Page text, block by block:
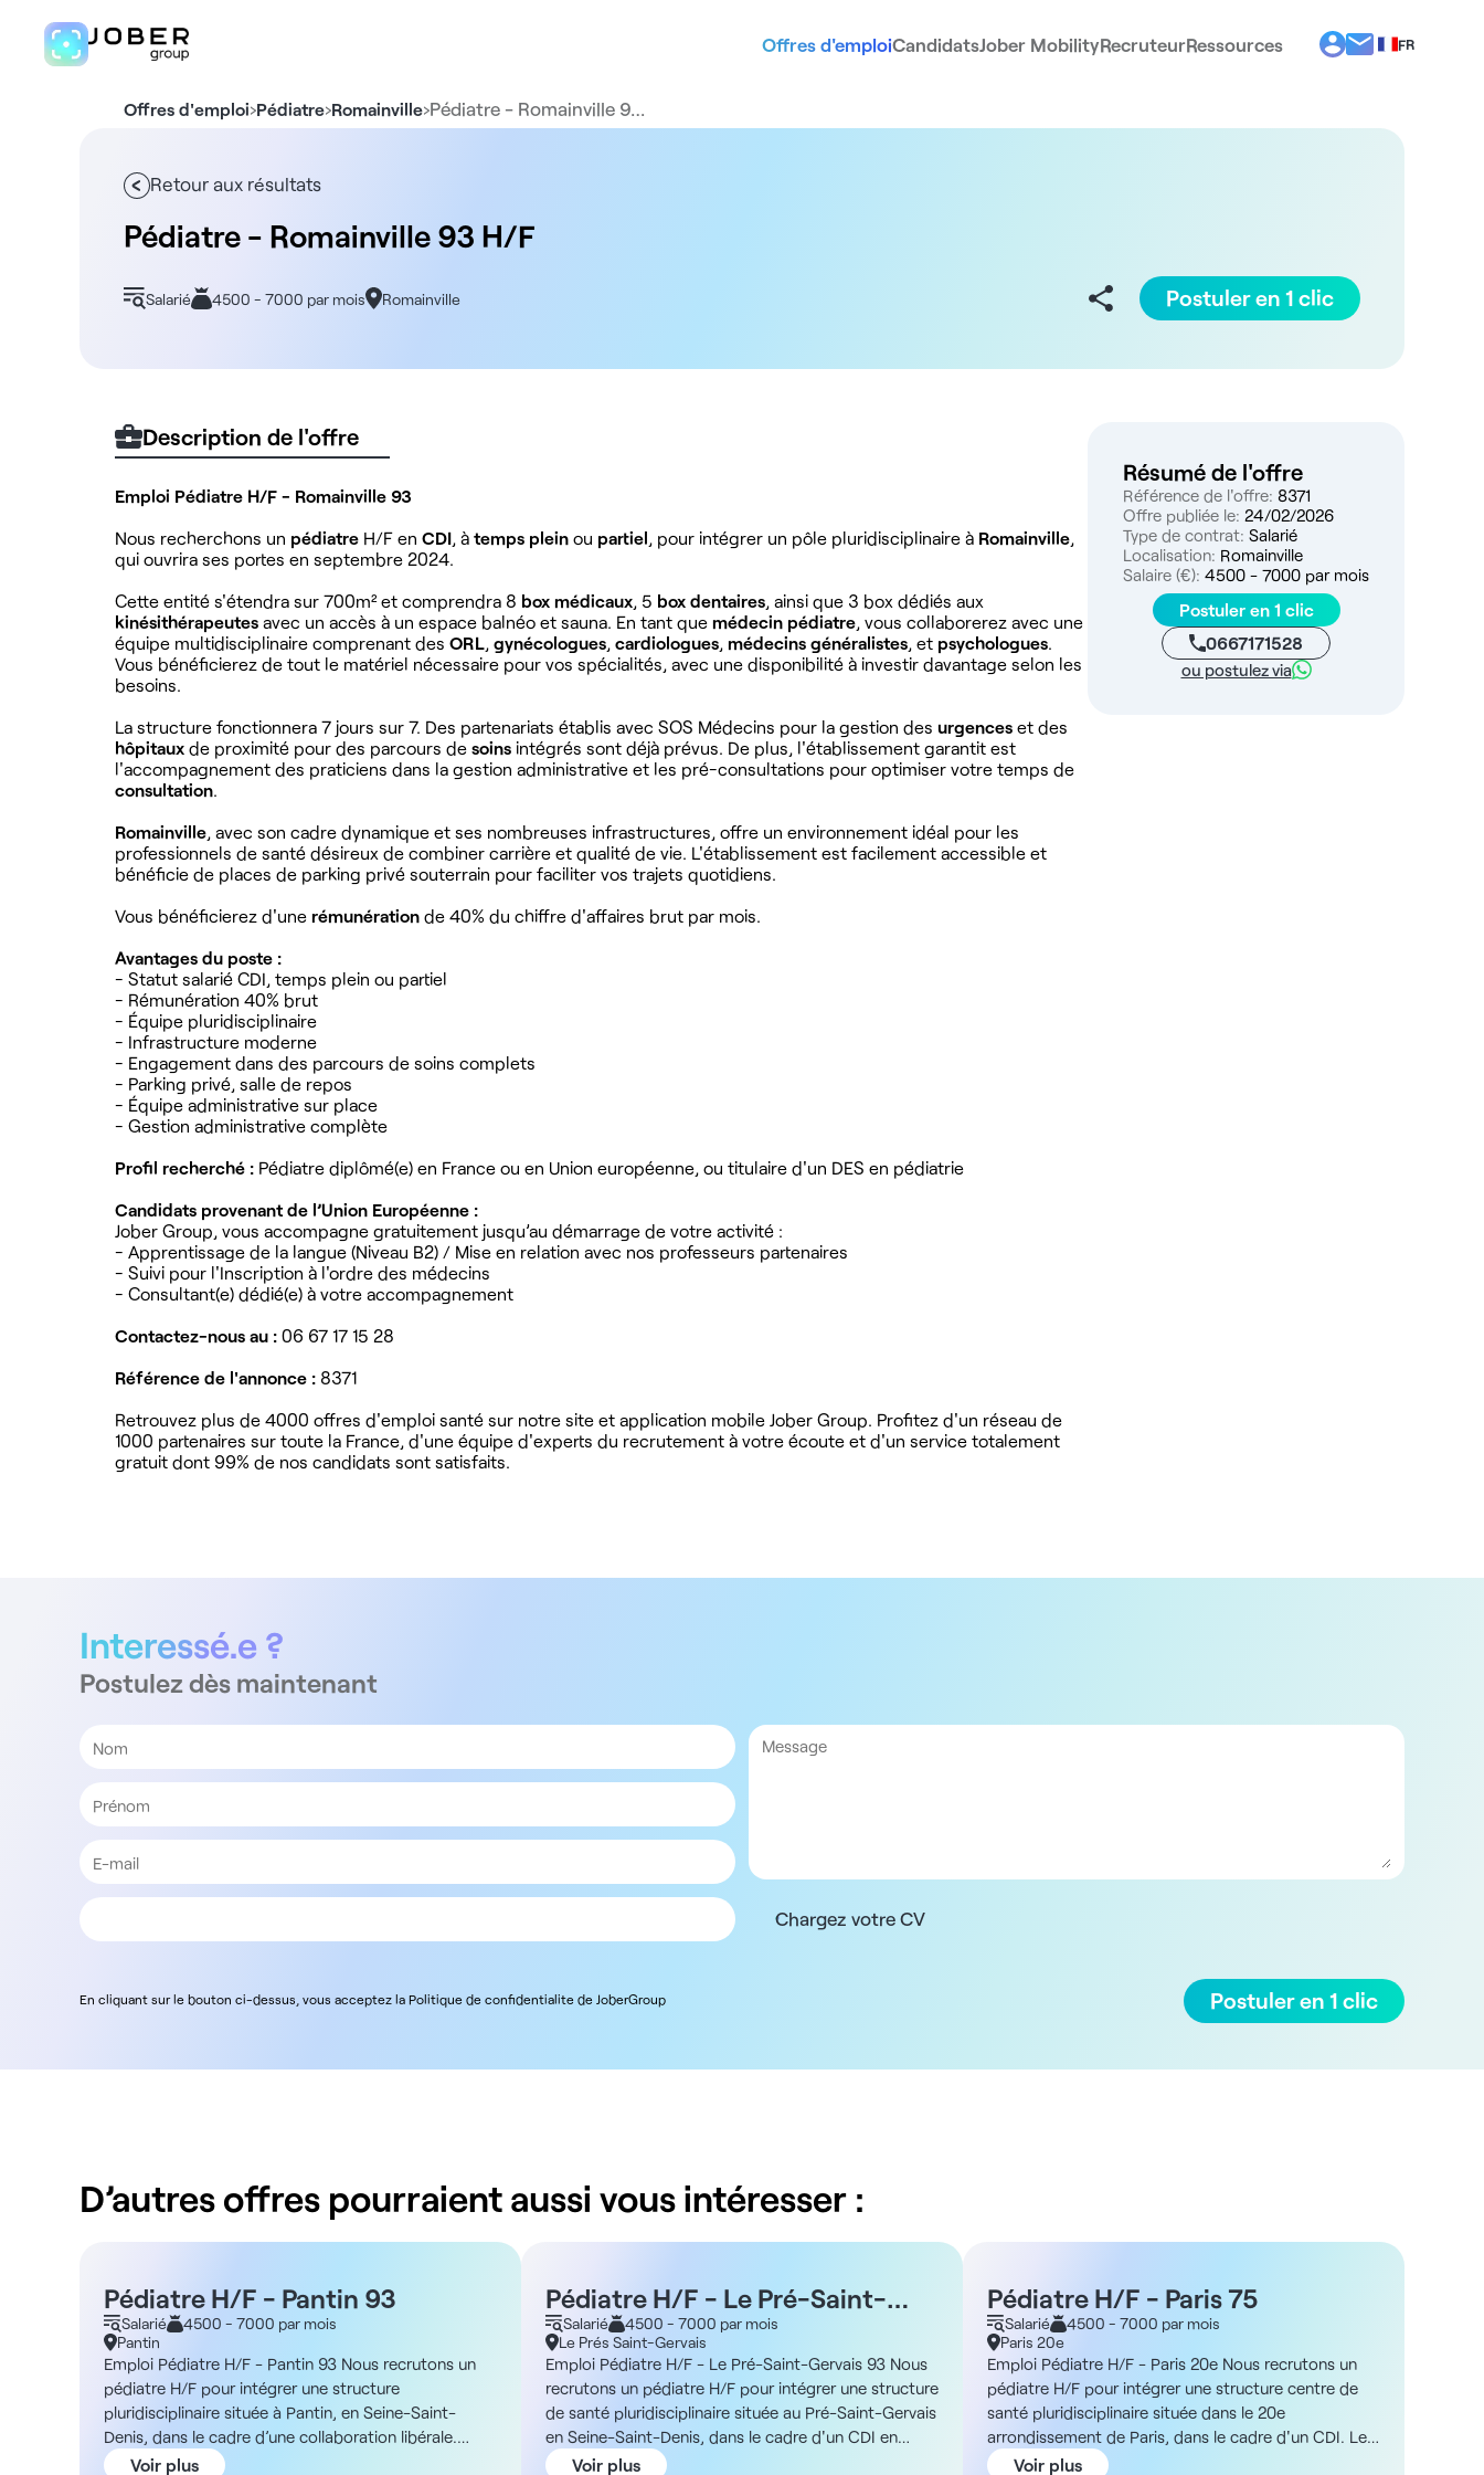
Offres d'emploiCandidatsJober MobilityRecruteurRessources
FR
ES
Offres d'emploi›Pédiatre›Romainville›Pédiatre - Romainville 9…
Retour aux résultats
Pédiatre - Romainville 93 H/F
Salarié 4500 - 7000 par mois Romainville Postuler en 1 clic
Description de l'offre
Emploi Pédiatre H/F - Romainville 93
Nous recherchons un pédiatre H/F en CDI, à temps plein ou partiel, pour intégrer un pôle pluridisciplinaire à Romainville,
qui ouvrira ses portes en septembre 2024.
Cette entité s'étendra sur 700m² et comprendra 8 box médicaux, 5 box dentaires, ainsi que 3 box dédiés aux
kinésithérapeutes avec un accès à un espace balnéo et sauna. En tant que médecin pédiatre, vous collaborerez avec une
équipe multidisciplinaire comprenant des ORL, gynécologues, cardiologues, médecins généralistes, et psychologues.
Vous bénéficierez de tout le matériel nécessaire pour vos spécialités, avec une disponibilité à investir davantage selon les
besoins.
La structure fonctionnera 7 jours sur 7. Des partenariats établis avec SOS Médecins pour la gestion des urgences et des
hôpitaux de proximité pour des parcours de soins intégrés sont déjà prévus. De plus, l'établissement garantit est
l'accompagnement des praticiens dans la gestion administrative et les pré-consultations pour optimiser votre temps de
consultation.
Romainville, avec son cadre dynamique et ses nombreuses infrastructures, offre un environnement idéal pour les
professionnels de santé désireux de combiner carrière et qualité de vie. L'établissement est facilement accessible et
bénéficie de places de parking privé souterrain pour faciliter vos trajets quotidiens.
Vous bénéficierez d'une rémunération de 40% du chiffre d'affaires brut par mois.
Avantages du poste :
- Statut salarié CDI, temps plein ou partiel
- Rémunération 40% brut
- Équipe pluridisciplinaire
- Infrastructure moderne
- Engagement dans des parcours de soins complets
- Parking privé, salle de repos
- Équipe administrative sur place
- Gestion administrative complète
Profil recherché : Pédiatre diplômé(e) en France ou en Union européenne, ou titulaire d'un DES en pédiatrie
Candidats provenant de l’Union Européenne :
Jober Group, vous accompagne gratuitement jusqu’au démarrage de votre activité :
- Apprentissage de la langue (Niveau B2) / Mise en relation avec nos professeurs partenaires
- Suivi pour l'Inscription à l'ordre des médecins
- Consultant(e) dédié(e) à votre accompagnement
Contactez-nous au : 06 67 17 15 28
Référence de l'annonce : 8371
Retrouvez plus de 4000 offres d'emploi santé sur notre site et application mobile Jober Group. Profitez d'un réseau de
1000 partenaires sur toute la France, d'une équipe d'experts du recrutement à votre écoute et d'un service totalement
gratuit dont 99% de nos candidats sont satisfaits.
Résumé de l'offre
Référence de l'offre: 8371
Offre publiée le: 24/02/2026
Type de contrat: Salarié
Localisation: Romainville
Salaire (€): 4500 - 7000 par mois
Postuler en 1 clic
0667171528
ou postulez via
Interessé.e ?
Postulez dès maintenant
Chargez votre CV
En cliquant sur le bouton ci-dessus, vous acceptez la Politique de confidentialite de JoberGroup Postuler en 1 clic
D’autres offres pourraient aussi vous intéresser :
Pédiatre H/F - Pantin 93
Salarié
4500 - 7000 par mois
Pantin
Emploi Pédiatre H/F - Pantin 93 Nous recrutons un
pédiatre H/F pour intégrer une structure
pluridisciplinaire située à Pantin, en Seine-Saint-
Denis, dans le cadre d’une collaboration libérale.
Description et missions Au sein d’un établissement
Voir plus
Pédiatre H/F - Le Pré-Saint-
Gervais 93
Salarié
4500 - 7000 par mois
Le Prés Saint-Gervais
Emploi Pédiatre H/F - Le Pré-Saint-Gervais 93 Nous
recrutons un pédiatre H/F pour intégrer une structure
de santé pluridisciplinaire située au Pré-Saint-Gervais
en Seine-Saint-Denis, dans le cadre d'un CDI en
salariat secteur 1 ADN de la structure Vous exercerez
Voir plus
Pédiatre H/F - Paris 75
Salarié
4500 - 7000 par mois
Paris 20e
Emploi Pédiatre H/F - Paris 20e Nous recrutons un
pédiatre H/F pour intégrer une structure centre de
santé pluridisciplinaire située dans le 20e
arrondissement de Paris, dans le cadre d'un CDI. Les
conditions - CDI - Temps plein ou temps partiel -
Voir plus